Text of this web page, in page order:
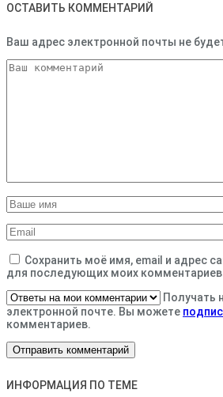
ОСТАВИТЬ КОММЕНТАРИЙ
Ваш адрес электронной почты не
Сохранить моё имя, email и адрес
для последующих моих комментариев.
Получать
электронной почте. Вы можете
комментариев.
ИНФОРМАЦИЯ ПО ТЕМЕ